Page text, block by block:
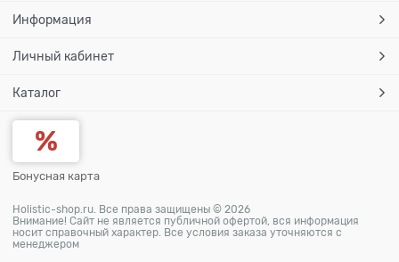
Информация
Личный кабинет
Каталог
Бонусная карта
Holistic-shop.ru. Все права защищены © 2026
Внимание! Сайт не является публичной офертой, вся информация
носит справочный характер. Все условия заказа уточняются с
менеджером